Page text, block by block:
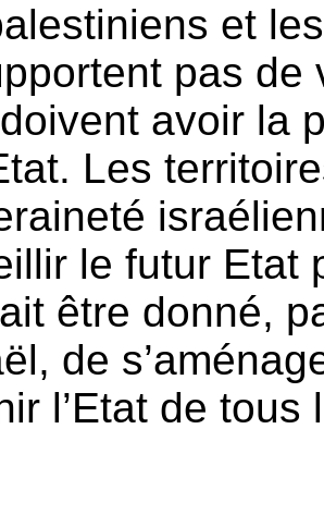
et
pas de
avoir la
Les
le futur Etat
être donné,
de
l’Etat de tous